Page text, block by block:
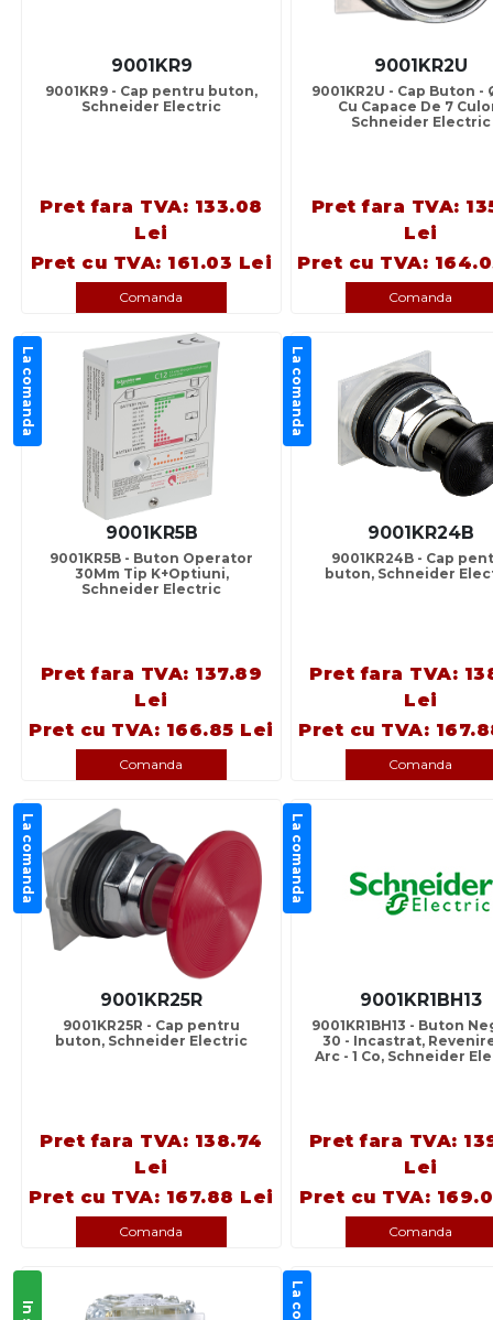
9001KR9
9001KR9 - Cap pentru buton,
Schneider Electric
Pret fara TVA: 133.08
Lei
Pret cu TVA: 161.03 Lei
Comanda
9001KR2U
9001KR2U - Cap Buton -
Cu Capace De 7
Schneider Electric
Pret fara TVA:
Lei
Pret cu TVA:
Comanda
La comanda
9001KR5B
9001KR5B - Buton Operator
30Mm Tip K+Optiuni,
Schneider Electric
Pret fara TVA: 137.89
Lei
Pret cu TVA: 166.85 Lei
Comanda
La comanda
9001KR24B
9001KR24B - Cap
buton, Schneider
Pret fara TVA:
Lei
Pret cu TVA:
Comanda
La comanda
9001KR25R
9001KR25R - Cap pentru
buton, Schneider Electric
Pret fara TVA: 138.74
Lei
Pret cu TVA: 167.88 Lei
Comanda
La comanda
9001KR1BH13
9001KR1BH13 - Buton
30 - Incastrat,
Arc - 1 Co, Schneider
Pret fara TVA:
Lei
Pret cu TVA:
Comanda